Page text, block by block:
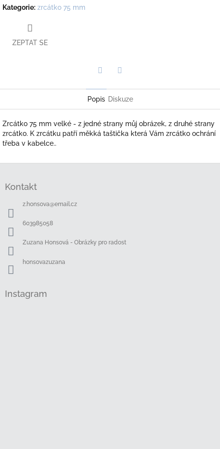
Kategorie: zrcátko 75 mm
ZEPTAT SE
Popis Diskuze
Zrcátko 75 mm velké - z jedné strany můj obrázek, z druhé strany
zrcátko. K zrcátku patří měkká taštička která Vám zrcátko ochrání
třeba v kabelce..
Kontakt
z.honsova@email.cz
603985058
Zuzana Honsová - Obrázky pro radost
honsovazuzana
Instagram